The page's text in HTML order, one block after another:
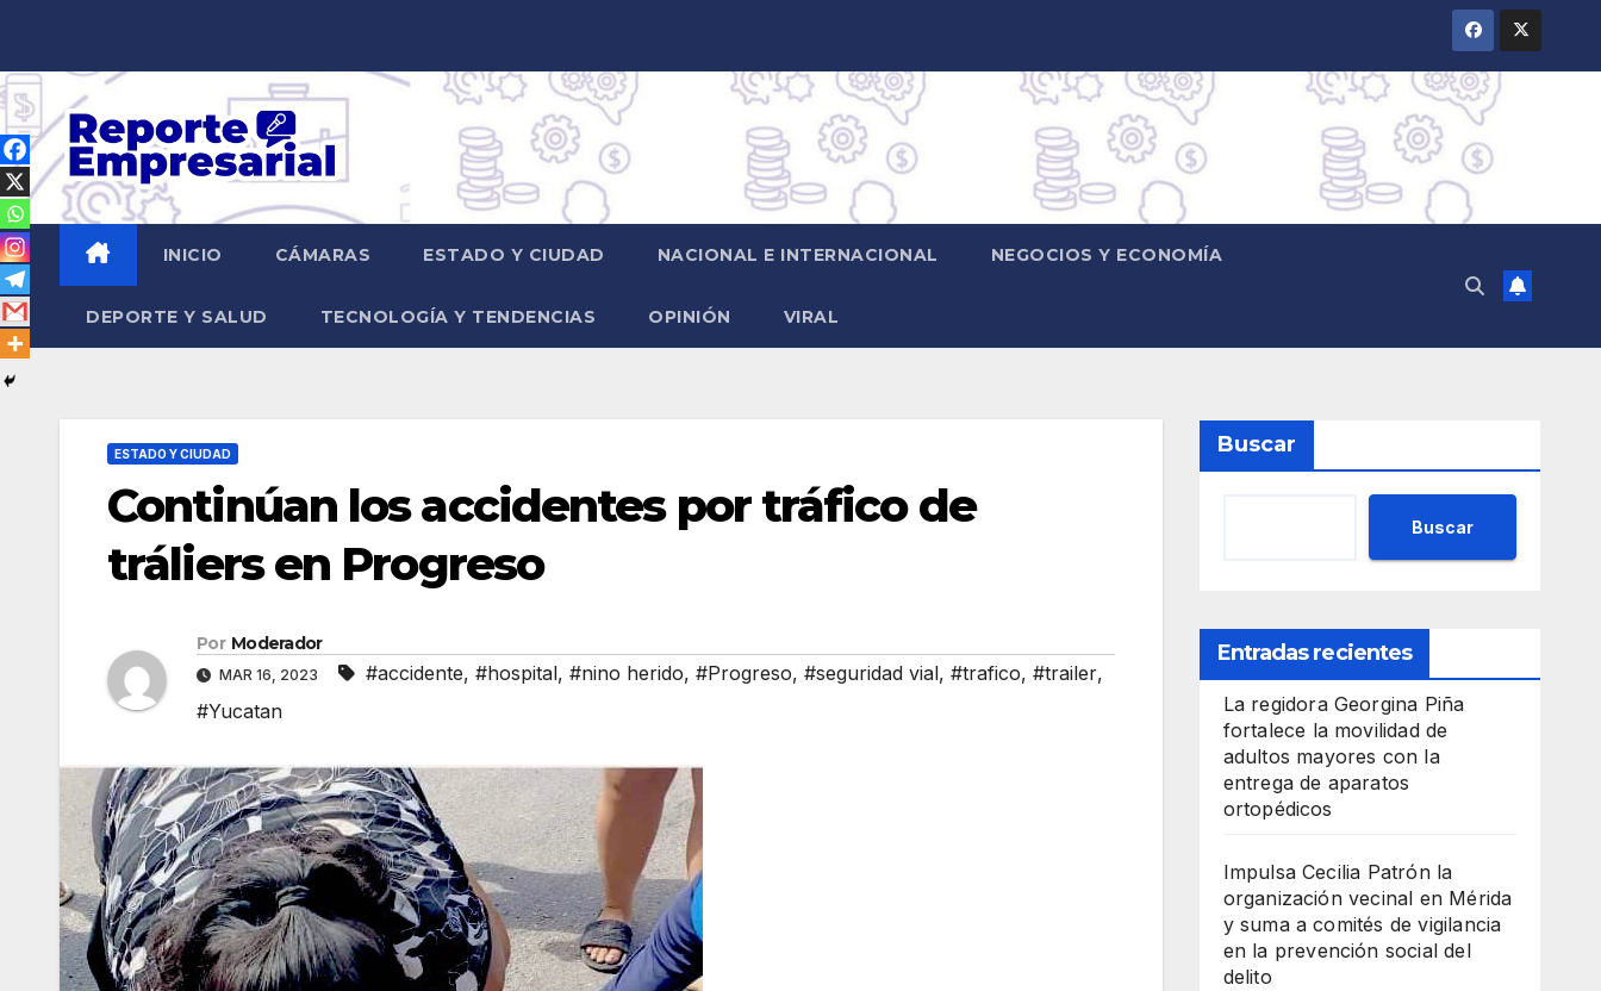
contenido
INICIO CÁMARAS ESTADO Y CIUDAD NACIONAL E INTERNACIONAL NEGOCIOS Y ECONOMÍA
DEPORTE Y SALUD TECNOLOGÍA Y TENDENCIAS OPINIÓN VIRAL
ESTADO Y CIUDAD
Continúan los accidentes por tráfico de
tráliers en Progreso
Por Moderador
MAR 16, 2023 #accidente, #hospital, #nino herido, #Progreso, #seguridad vial, #trafico, #trailer,
#Yucatan
Buscar
Buscar
Entradas recientes
La regidora Georgina Piña
fortalece la movilidad de
adultos mayores con la
entrega de aparatos
ortopédicos
Impulsa Cecilia Patrón la
organización vecinal en Mérida
y suma a comités de vigilancia
en la prevención social del
delito